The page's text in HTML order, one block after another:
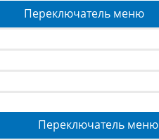
Переключатель меню
Переключатель меню